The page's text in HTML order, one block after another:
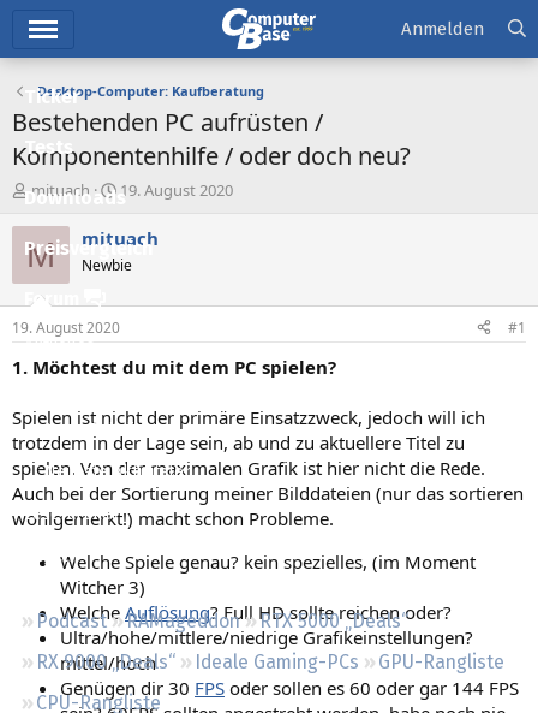
Ticker
Tests
Downloads
Preisvergleich
Forum
Aktuelles
Neue Beiträge
Neueste Aktivitäten
Leserartikel
Regeln
Podcast RAMageddon
RTX 5000 „Deals“
RX 9000 „Deals“
Ideale Gaming-PCs
GPU-Rangliste
CPU-Rangliste
Anmelden
Desktop-Computer: Kaufberatung
Bestehenden PC aufrüsten /
Komponentenhilfe / oder doch neu?
E
r
s
t
e
r
mituach
E
r
s
t
e
t
a
19. August 2020
M mituach
Newbie
19. August 2020 #1
1. Möchtest du mit dem PC spielen?
Spielen ist nicht der primäre Einsatzzweck, jedoch will ich
trotzdem in der Lage sein, ab und zu aktuellere Titel zu
spielen. Von der maximalen Grafik ist hier nicht die Rede.
Auch bei der Sortierung meiner Bilddateien (nur das sortieren
wohlgemerkt!) macht schon Probleme.
Welche Spiele genau? kein spezielles, (im Moment
Witcher 3)
Welche Auflösung? Full HD sollte reichen oder?
Ultra/hohe/mittlere/niedrige Grafikeinstellungen?
mittel/hoch
Genügen dir 30 FPS oder sollen es 60 oder gar 144 FPS